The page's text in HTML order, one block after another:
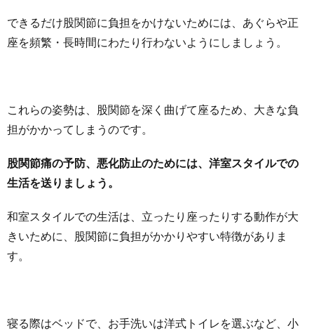
できるだけ股関節に負担をかけないためには、あぐらや正
座を頻繁・長時間にわたり行わないようにしましょう。
これらの姿勢は、股関節を深く曲げて座るため、大きな負
担がかかってしまうのです。
股関節痛の予防、悪化防止のためには、洋室スタイルでの
生活を送りましょう。
和室スタイルでの生活は、立ったり座ったりする動作が大
きいために、股関節に負担がかかりやすい特徴がありま
す。
寝る際はベッドで、お手洗いは洋式トイレを選ぶなど、小